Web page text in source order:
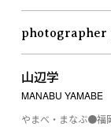
photographer
山辺学
MANABU YAMABE
やまべ・まなぶ●福